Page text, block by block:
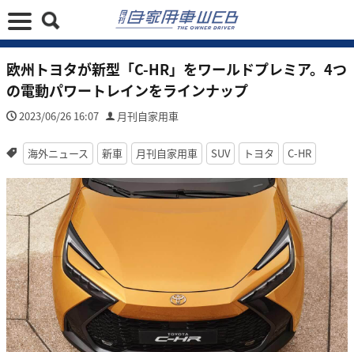
欧州トヨタが新型「C-HR」をワールドプレミア。4つ
の電動パワートレインをラインナップ
2023/06/26 16:07 月刊自家用車
海外ニュース 新車 月刊自家用車 SUV トヨタ C-HR